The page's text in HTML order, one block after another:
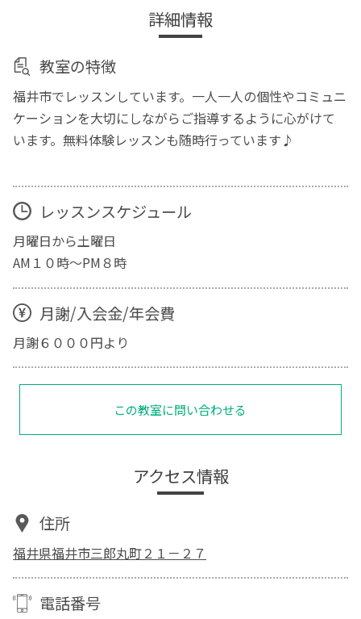
詳細情報
教室の特徴
福井市でレッスンしています。一人一人の個性やコミュニ
ケーションを大切にしながらご指導するように心がけて
います。無料体験レッスンも随時行っています♪
レッスンスケジュール
月曜日から土曜日
AM１０時～PM８時
月謝/入会金/年会費
月謝６０００円より
この教室に問い合わせる
アクセス情報
住所
福井県福井市三郎丸町２１－２７
電話番号